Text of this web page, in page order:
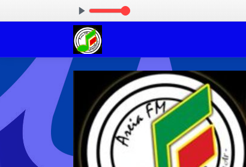
Fun (Alok & Gabe Remix)